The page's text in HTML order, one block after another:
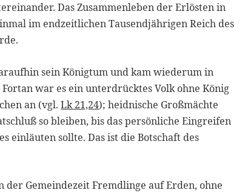
Das Zusammenleben der Erlösten in
im endzeitlichen Tausendjährigen Reich des
sein Königtum und kam wiederum in
war es ein unterdrücktes Volk ohne König
an (vgl.Lk 21,24); heidnische Großmächte
so bleiben, bis das persönliche Eingreifen
einläuten sollte. Das ist die Botschaft des
Gemeindezeit Fremdlinge auf Erden, ohne